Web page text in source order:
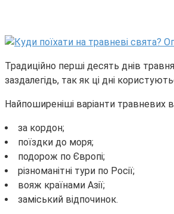
Традиційно перші десять днів
заздалегідь, так як ці дні
Найпоширеніші варіанти травневих
за кордон;
поїздки до моря;
подорож по Європі;
різноманітні тури по Росії;
вояж країнами Азії;
заміський відпочинок.